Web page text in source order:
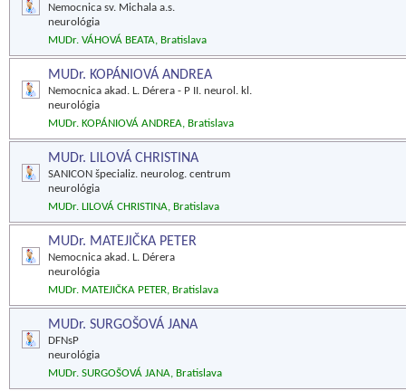
Nemocnica sv. Michala a.s.
neurológia
MUDr. VÁHOVÁ BEATA, Bratislava
MUDr. KOPÁNIOVÁ ANDREA
Nemocnica akad. L. Dérera - P II. neurol. kl.
neurológia
MUDr. KOPÁNIOVÁ ANDREA, Bratislava
MUDr. LILOVÁ CHRISTINA
SANICON špecializ. neurolog. centrum
neurológia
MUDr. LILOVÁ CHRISTINA, Bratislava
MUDr. MATEJIČKA PETER
Nemocnica akad. L. Dérera
neurológia
MUDr. MATEJIČKA PETER, Bratislava
MUDr. SURGOŠOVÁ JANA
DFNsP
neurológia
MUDr. SURGOŠOVÁ JANA, Bratislava